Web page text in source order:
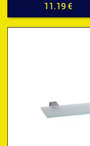
11.19 €